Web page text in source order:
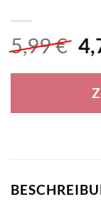
5,99€